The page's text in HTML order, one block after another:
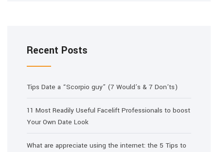
Recent Posts
Tips Date a “Scorpio guy” (7 Would’s & 7 Don’ts)
11 Most Readily Useful Facelift Professionals to boost
Your Own Date Look
What are appreciate using the internet: the 5 Tips to